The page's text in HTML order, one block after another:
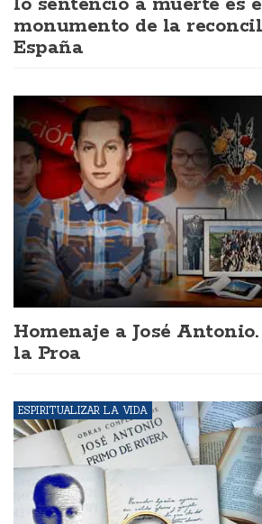
monumento de la
España
Homenaje a José
la Proa
ESPIRITUALIZAR LA VIDA